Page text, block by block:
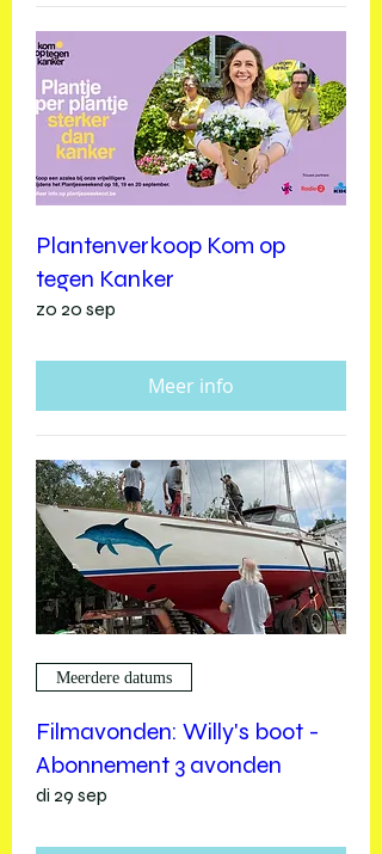
Plantenverkoop Kom op
tegen Kanker
zo 20 sep
Meer info
Meerdere datums
Filmavonden: Willy's boot -
Abonnement 3 avonden
di 29 sep